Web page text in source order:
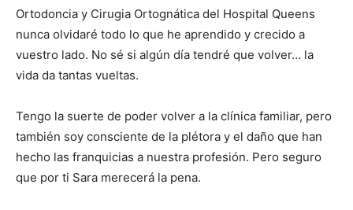
Ortodoncia y Cirugia Ortognática del Hospital Queens
nunca olvidaré todo lo que he aprendido y crecido a
vuestro lado. No sé si algún día tendré que volver… la
vida da tantas vueltas.
Tengo la suerte de poder volver a la clínica familiar, pero
también soy consciente de la plétora y el daño que han
hecho las franquicias a nuestra profesión. Pero seguro
que por ti Sara merecerá la pena.